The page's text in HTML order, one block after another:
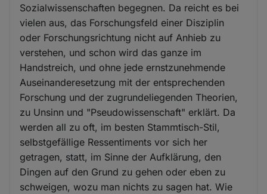
Sozialwissenschaften begegnen. Da reicht es bei
vielen aus, das Forschungsfeld einer Disziplin
oder Forschungsrichtung nicht auf Anhieb zu
verstehen, und schon wird das ganze im
Handstreich, und ohne jede ernstzunehmende
Auseinanderesetzung mit der entsprechenden
Forschung und der zugrundeliegenden Theorien,
zu Unsinn und "Pseudowissenschaft" erklärt. Da
werden all zu oft, im besten Stammtisch-Stil,
selbstgefällige Ressentiments vor sich her
getragen, statt, im Sinne der Aufklärung, den
Dingen auf den Grund zu gehen oder eben zu
schweigen, wozu man nichts zu sagen hat. Wie